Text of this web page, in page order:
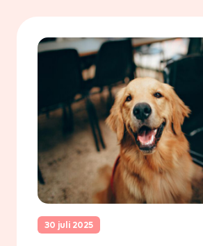
30 juli 2025